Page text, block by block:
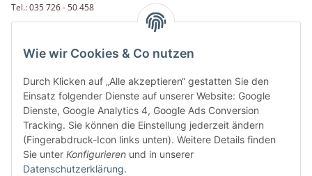
Tel.: 035 726 - 50 458
Weiterführende Links
Zahlungsarten
Rechnung
PayPal
Amazon Payment
Vorkasse
Wie wir Cookies & Co nutzen
Durch Klicken auf „Alle akzeptieren“ gestatten Sie den
Einsatz folgender Dienste auf unserer Website: Google
Dienste, Google Analytics 4, Google Ads Conversion
Tracking. Sie können die Einstellung jederzeit ändern
(Fingerabdruck-Icon links unten). Weitere Details finden
Sie unter Konfigurieren und in unserer
Datenschutzerklärung.